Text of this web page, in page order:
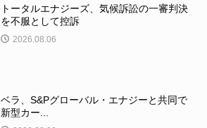
トータルエナジーズ、気候訴訟の一審判決
を不服として控訴
2026.08.06
ベラ、S&Pグローバル・エナジーと共同で
新型カー...